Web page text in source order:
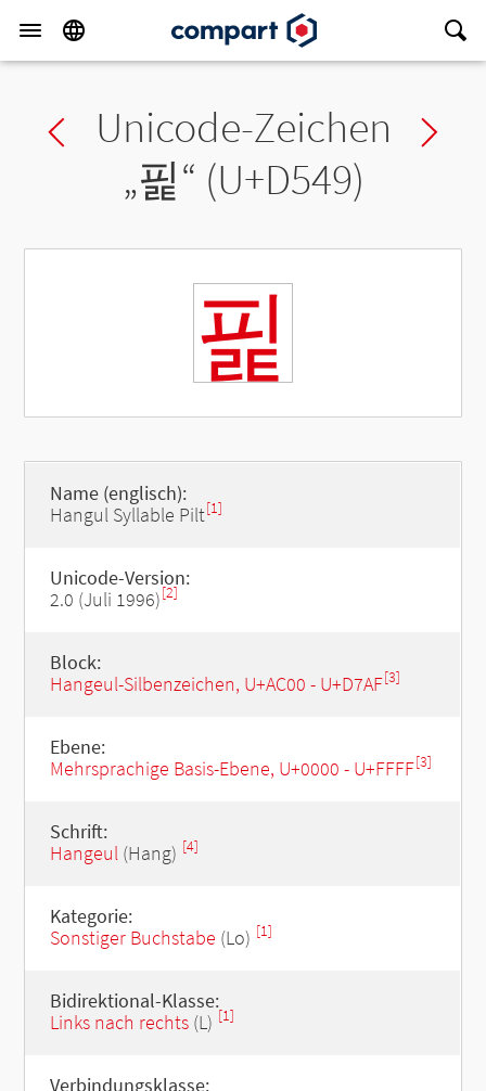
Previous char
Unicode-Zeichen
„핉“ (U+D549)
핉
Name (englisch):
Hangul Syllable Pilt[1]
Unicode-Version:
2.0 (Juli 1996)[2]
Block:
Hangeul-Silbenzeichen, U+AC00 - U+D7AF[3]
Ebene:
Mehrsprachige Basis-Ebene, U+0000 - U+FFFF[3]
Schrift:
Hangeul(Hang) [4]
Kategorie:
Sonstiger Buchstabe (Lo) [1]
Bidirektional-Klasse:
Links nach rechts(L) [1]
Verbindungsklasse: